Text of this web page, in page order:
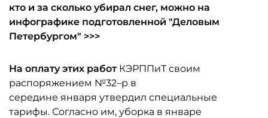
кто и за сколько убирал снег, можно на
инфографике подготовленной "Деловым
Петербургом" >>>
На оплату этих работ КЭРППиТ своим
распоряжением №32–р в
середине января утвердил специальные
тарифы. Согласно им, уборка в январе